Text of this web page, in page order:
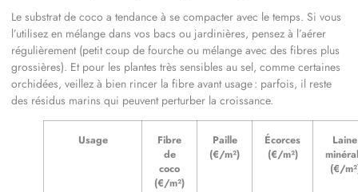
Le substrat de coco a tendance à se compacter avec le temps. Si vous
l’utilisez en mélange dans vos bacs ou jardinières, pensez à l’aérer
régulièrement (petit coup de fourche ou mélange avec des fibres plus
grossières). Et pour les plantes très sensibles au sel, comme certaines
orchidées, veillez à bien rincer la fibre avant usage : parfois, il reste
des résidus marins qui peuvent perturber la croissance.
Usage
Fibre
de
coco
(€/m²)
Paille
(€/m²)
Écorces
(€/m²)
Laine
(€/